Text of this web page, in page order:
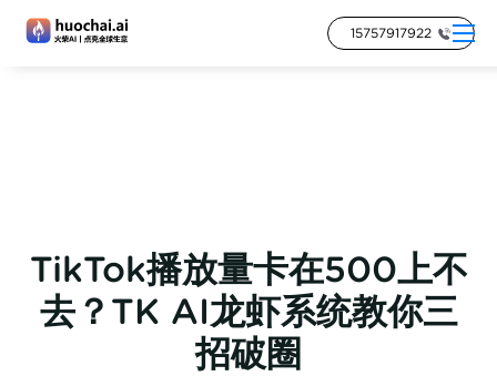
15757917922
TikTok播放量卡在500上不
去？TK AI龙虾系统教你三
招破圈